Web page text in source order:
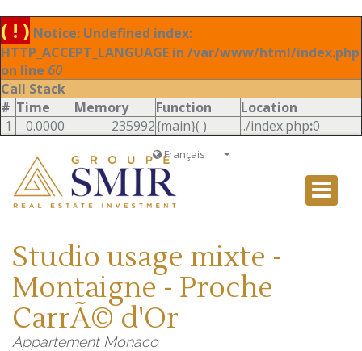
( ! ) Notice: Undefined index:
HTTP_ACCEPT_LANGUAGE in /var/www/html/index.php
on line 60
Call Stack
# Time Memory Function
Location
1
0.0000 235992{main}( ) ../index.php:0
Français
Italiano
Studio usage mixte -
Montaigne - Proche
CarrÃ© d'Or
Appartement Monaco